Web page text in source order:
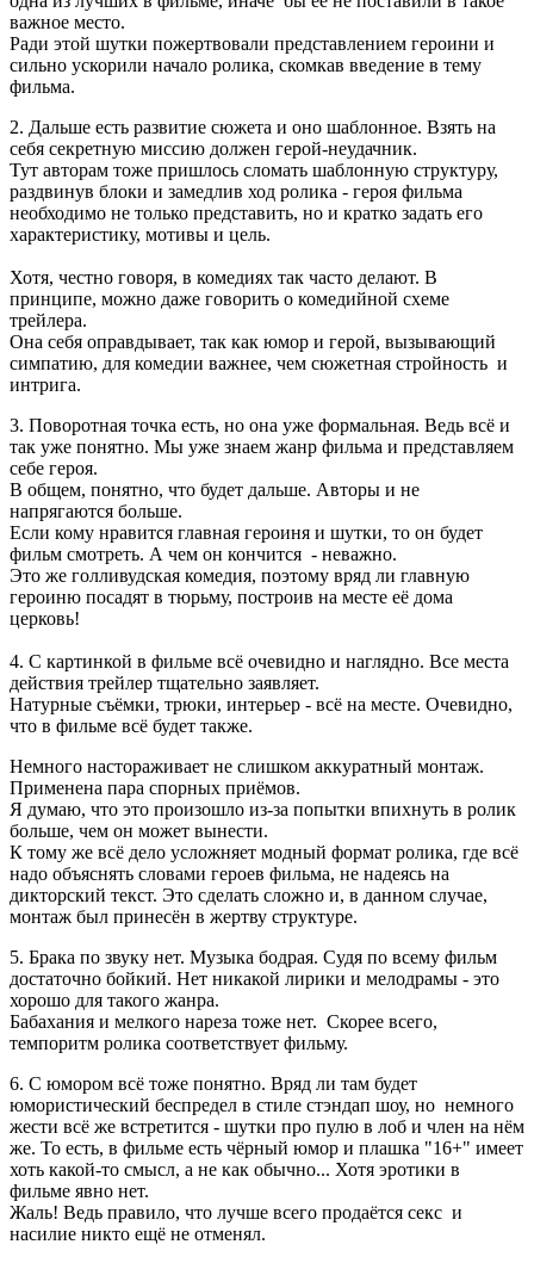
важное место.
Ради этой шутки пожертвовали представлением героини и
сильно ускорили начало ролика, скомкав введение в тему
фильма.
2. Дальше есть развитие сюжета и оно шаблонное. Взять на
себя секретную миссию должен герой-неудачник.
Тут авторам тоже пришлось сломать шаблонную структуру,
раздвинув блоки и замедлив ход ролика - героя фильма
необходимо не только представить, но и кратко задать его
характеристику, мотивы и цель.
Хотя, честно говоря, в комедиях так часто делают. В
принципе, можно даже говорить о комедийной схеме
трейлера.
Она себя оправдывает, так как юмор и герой, вызывающий
симпатию, для комедии важнее, чем сюжетная стройность и
интрига.
3. Поворотная точка есть, но она уже формальная. Ведь всё и
так уже понятно. Мы уже знаем жанр фильма и представляем
себе героя.
В общем, понятно, что будет дальше. Авторы и не
напрягаются больше.
Если кому нравится главная героиня и шутки, то он будет
фильм смотреть. А чем он кончится - неважно.
Это же голливудская комедия, поэтому вряд ли главную
героиню посадят в тюрьму, построив на месте её дома
церковь!
4. С картинкой в фильме всё очевидно и наглядно. Все места
действия трейлер тщательно заявляет.
Натурные съёмки, трюки, интерьер - всё на месте. Очевидно,
что в фильме всё будет также.
Немного настораживает не слишком аккуратный монтаж.
Применена пара спорных приёмов.
Я думаю, что это произошло из-за попытки впихнуть в ролик
больше, чем он может вынести.
К тому же всё дело усложняет модный формат ролика, где всё
надо объяснять словами героев фильма, не надеясь на
дикторский текст. Это сделать сложно и, в данном случае,
монтаж был принесён в жертву структуре.
5. Брака по звуку нет. Музыка бодрая. Судя по всему фильм
достаточно бойкий. Нет никакой лирики и мелодрамы - это
хорошо для такого жанра.
Бабахания и мелкого нареза тоже нет. Скорее всего,
темпоритм ролика соответствует фильму.
6. С юмором всё тоже понятно. Вряд ли там будет
юмористический беспредел в стиле стэндап шоу, но немного
жести всё же встретится - шутки про пулю в лоб и член на нём
же. То есть, в фильме есть чёрный юмор и плашка "16+" имеет
хоть какой-то смысл, а не как обычно... Хотя эротики в
фильме явно нет.
Жаль! Ведь правило, что лучше всего продаётся секс и
насилие никто ещё не отменял.